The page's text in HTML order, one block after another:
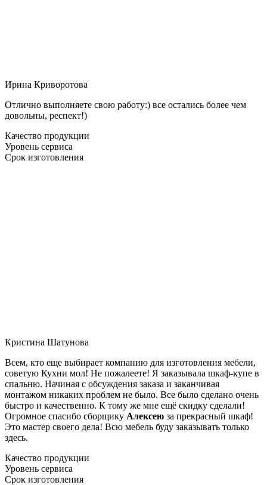
Ирина Криворотова
Отлично выполняете свою работу:) все остались более чем
довольны, респект!)
Качество продукции
Уровень сервиса
Срок изготовления
Кристина Шатунова
Всем, кто еще выбирает компанию для изготовления мебели,
советую Кухни мол! Не пожалеете! Я заказывала шкаф-купе в
спальню. Начиная с обсуждения заказа и заканчивая
монтажом никаких проблем не было. Все было сделано очень
быстро и качественно. К тому же мне ещё скидку сделали!
Огромное спасибо сборщику Алексею за прекрасный шкаф!
Это мастер своего дела! Всю мебель буду заказывать только
здесь.
Качество продукции
Уровень сервиса
Срок изготовления